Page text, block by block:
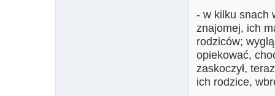
- w kilku snach
znajomej, ich
rodziców;
opiekować,
zaskoczył,
ich rodzice,